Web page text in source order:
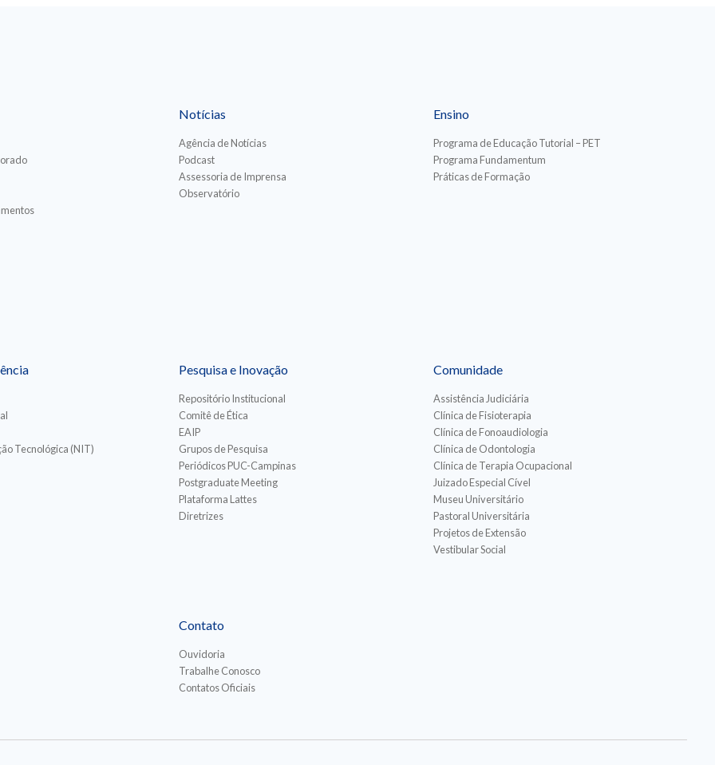
Notícias
Agência de Notícias
Podcast
Assessoria de Imprensa
Observatório
Ensino
Programa de Educação Tutorial – PET
Programa Fundamentum
Práticas de Formação
Tecnológica (NIT)
Pesquisa e Inovação
Repositório Institucional
Comitê de Ética
EAIP
Grupos de Pesquisa
Periódicos PUC-Campinas
Postgraduate Meeting
Plataforma Lattes
Diretrizes
Comunidade
Assistência Judiciária
Clínica de Fisioterapia
Clínica de Fonoaudiologia
Clínica de Odontologia
Clínica de Terapia Ocupacional
Juizado Especial Cível
Museu Universitário
Pastoral Universitária
Projetos de Extensão
Vestibular Social
Contato
Ouvidoria
Trabalhe Conosco
Contatos Oficiais